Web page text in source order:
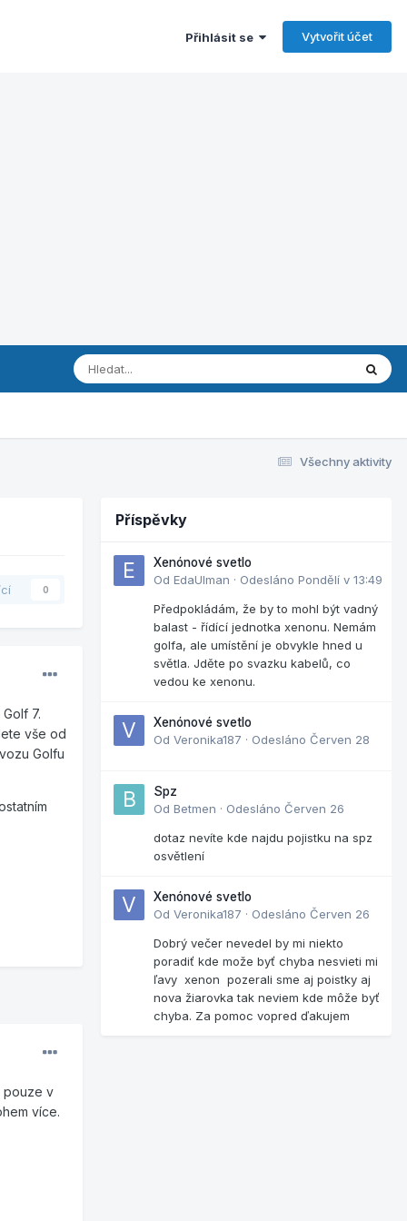
Přihlásit se Vytvořit účet
Všechny aktivity
0
7.
vše od
Golfu
pouze v
více.
Příspěvky
Xenónové svetlo
Od EdaUlman · Odesláno Pondělí v 13:49
Předpokládám, že by to mohl být vadný
balast - řídící jednotka xenonu. Nemám
golfa, ale umístění je obvykle hned u
světla. Jděte po svazku kabelů, co
vedou ke xenonu.
Xenónové svetlo
Od Veronika187 · Odesláno Červen 28
Spz
Od Betmen · Odesláno Červen 26
dotaz nevíte kde najdu pojistku na spz
osvětlení
Xenónové svetlo
Od Veronika187 · Odesláno Červen 26
Dobrý večer nevedel by mi niekto
poradiť kde može byť chyba nesvieti mi
ľavy xenon pozerali sme aj poistky aj
nova žiarovka tak neviem kde môže byť
chyba. Za pomoc vopred ďakujem